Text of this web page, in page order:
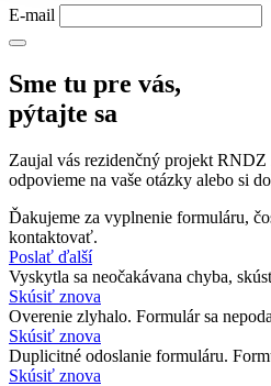
E-mail
Sme tu pre vás,
pýtajte sa
Zaujal vás rezidenčný projekt RNDZ
odpovieme na vaše otázky alebo si
Ďakujeme za vyplnenie formuláru,
kontaktovať.
Poslať ďalší
Vyskytla sa neočakávana chyba,
Skúsiť znova
Overenie zlyhalo. Formulár sa
Skúsiť znova
Duplicitné odoslanie formuláru.
Skúsiť znova